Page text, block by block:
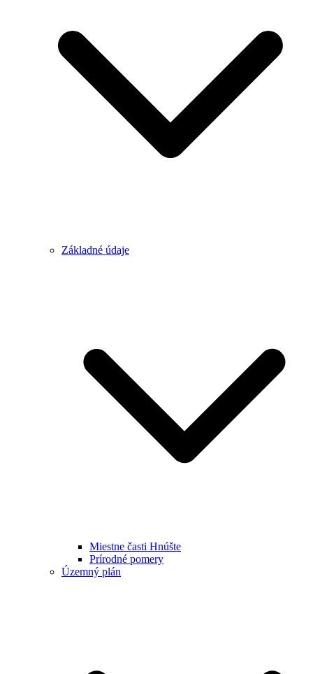
Základné údaje
Miestne časti Hnúšte
Prírodné pomery
Územný plán